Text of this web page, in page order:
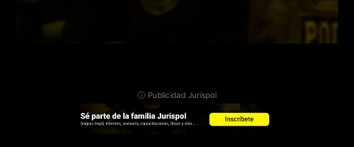
ⓘ Publicidad Jurispol